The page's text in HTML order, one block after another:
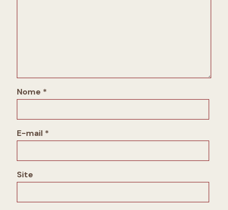
Nome *
E-mail *
Site